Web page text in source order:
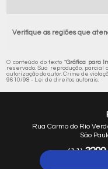
Verifique as regiões que
O conteúdo do texto "Gráfica para
reservado. Sua reprodução, parcial
autorização do autor. Crime de
9610/98 - Lei de direitos autorais.
Rua Carmo do Rio
São
(11)